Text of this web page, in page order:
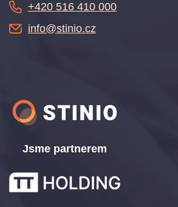
Jsme partnerem
+420 516 410 000
info@stinio.cz